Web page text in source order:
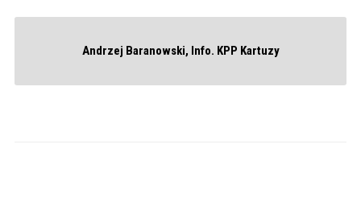
Andrzej Baranowski, Info. KPP Kartuzy